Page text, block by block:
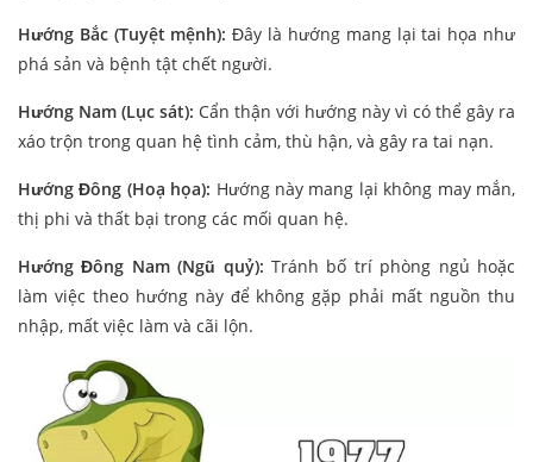
Hướng Bắc (Tuyệt mệnh): Đây là hướng mang lại tai họa như
phá sản và bệnh tật chết người.
Hướng Nam (Lục sát): Cẩn thận với hướng này vì có thể gây ra
xáo trộn trong quan hệ tình cảm, thù hận, và gây ra tai nạn.
Hướng Đông (Hoạ họa): Hướng này mang lại không may mắn,
thị phi và thất bại trong các mối quan hệ.
Hướng Đông Nam (Ngũ quỷ): Tránh bố trí phòng ngủ hoặc
làm việc theo hướng này để không gặp phải mất nguồn thu
nhập, mất việc làm và cãi lộn.